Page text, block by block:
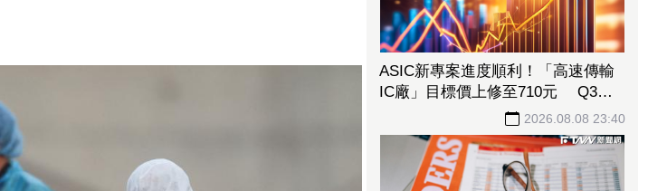
ASIC新專案進度順利！「高速傳輸
IC廠」目標價上修至710元 Q3蓄
2026.08.08 23:40